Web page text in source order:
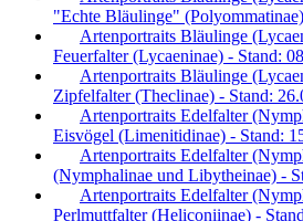
"Echte Bläulinge"
Artenportraits Bläulinge
Feuerfalter (Lycaeninae) - Stand:
Artenportraits Bläulinge
Zipfelfalter (Theclinae) - Stand:
Artenportraits Edelfalter
Eisvögel (Limenitidinae) - Stand:
Artenportraits Edelfalter
(Nymphalinae und Libytheinae) -
Artenportraits Edelfalter
Perlmuttfalter (Heliconiinae) -